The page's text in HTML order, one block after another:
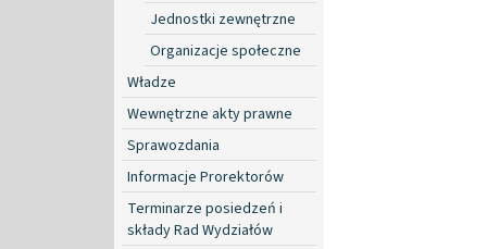
Jednostki zewnętrzne
Organizacje społeczne
Władze
Wewnętrzne akty prawne
Sprawozdania
Informacje Prorektorów
Terminarze posiedzeń i
składy Rad Wydziałów